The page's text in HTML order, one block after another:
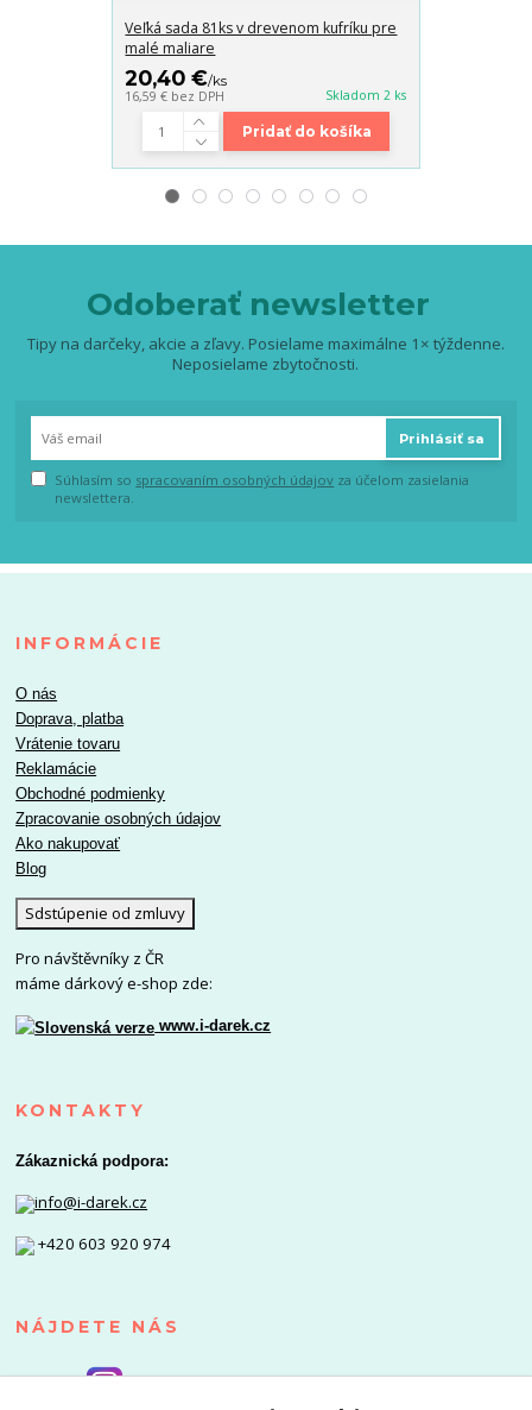
Veľká sada 81ks v drevenom kufríku pre
malé maliare
20,40 €/ks
16,59 € bez DPH Skladom 2 ks
Pridať do košíka
Odoberať newsletter
Tipy na darčeky, akcie a zľavy. Posielame maximálne 1× týždenne.
Neposielame zbytočnosti.
Prihlásiť sa
Súhlasím so spracovaním osobných údajov za účelom zasielania
newslettera.
INFORMÁCIE
O nás
Doprava, platba
Vrátenie tovaru
Reklamácie
Obchodné podmienky
Zpracovanie osobných údajov
Ako nakupovať
Blog
Sdstúpenie od zmluvy
Pro návštěvníky z ČR
máme dárkový e-shop zde:
www.i-darek.cz
KONTAKTY
Zákaznická podpora:
info@i-darek.cz
+420 603 920 974
NÁJDETE NÁS